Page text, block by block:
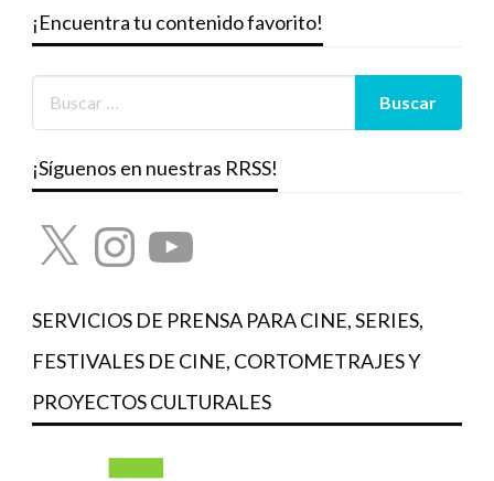
¡Encuentra tu contenido favorito!
¡Síguenos en nuestras RRSS!
X InstagramYouTube
SERVICIOS DE PRENSA PARA CINE, SERIES,
FESTIVALES DE CINE, CORTOMETRAJES Y
PROYECTOS CULTURALES